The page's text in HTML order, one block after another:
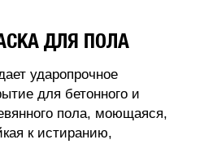
ДЛЯ ПОЛА
ударопрочное
для бетонного и
пола, моющаяся,
к истиранию,